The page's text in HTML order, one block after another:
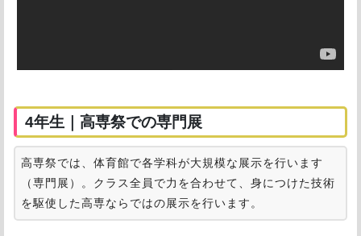
4年生｜高専祭での専門展
高専祭では、体育館で各学科が大規模な展示を行います
（専門展）。クラス全員で力を合わせて、身につけた技術
を駆使した高専ならではの展示を行います。